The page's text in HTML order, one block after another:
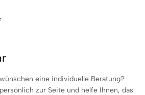
eine individuelle Beratung?
zur Seite und helfe Ihnen, das